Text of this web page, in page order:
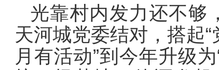
光靠村内发力还不够
天河城党委结对，搭起
月有活动”到今年升级